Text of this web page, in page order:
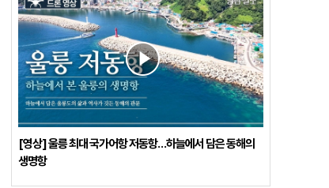
[영상] 울릉 최대 국가어항 저동항…하늘에서 담은 동해의
생명항